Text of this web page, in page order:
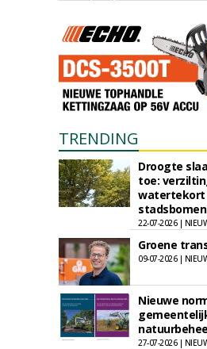
TRENDING
Droogte
toe:
watertekort
22-07-2026 |
Groene
09-07-2026 |
Nieuwe
27-07-2026 |